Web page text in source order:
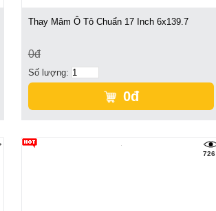
Thay Mâm Ô Tô Chuẩn 17 Inch 6x139.7
0đ
Số lượng:
0đ
726